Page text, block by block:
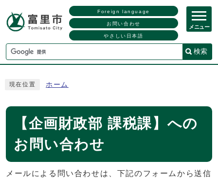
Foreign language
お問い合わせ
やさしい日本語
検索
メニュー
現在位置 ホーム
【企画財政部 課税課】への
お問い合わせ
メールによる問い合わせは、下記のフォームから送信